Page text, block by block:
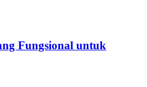
Fungsional untuk